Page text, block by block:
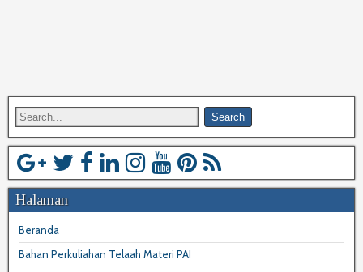
Halaman
Beranda
Bahan Perkuliahan Telaah Materi PAI